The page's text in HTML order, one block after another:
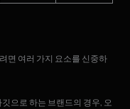
면 여러 가지 요소를 신중하
으로 하는 브랜드의 경우, 오